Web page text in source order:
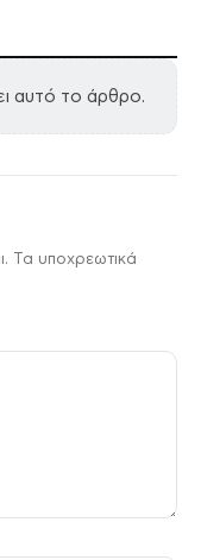
αυτό το άρθρο.
Τα υποχρεωτικά